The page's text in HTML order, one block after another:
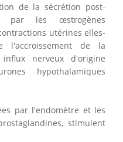
de la sécrétion post-
par les œstrogènes
utérines elles-
l'accroissement de la
nerveux d'origine
hypothalamiques
par l'endomètre et les
stimulent